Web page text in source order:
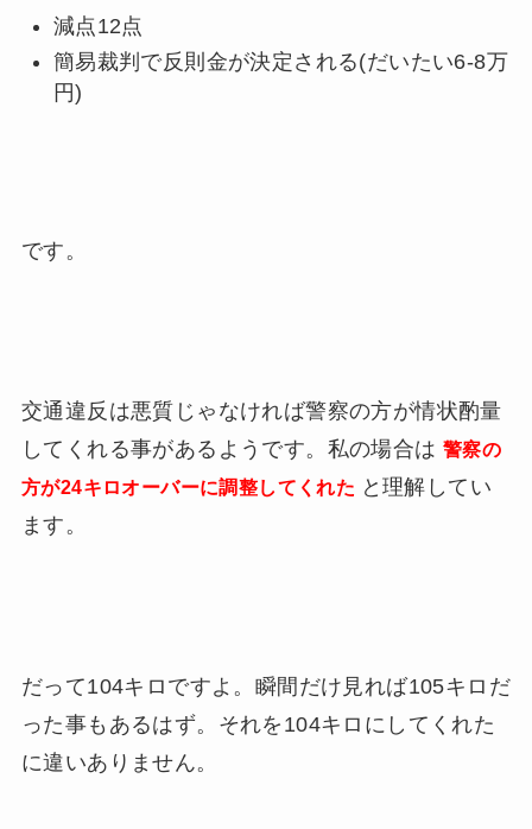
減点12点
簡易裁判で反則金が決定される(だいたい6-8万
円)
です。
交通違反は悪質じゃなければ警察の方が情状酌量
してくれる事があるようです。私の場合は 警察の
方が24キロオーバーに調整してくれた と理解してい
ます。
だって104キロですよ。瞬間だけ見れば105キロだ
った事もあるはず。それを104キロにしてくれた
に違いありません。